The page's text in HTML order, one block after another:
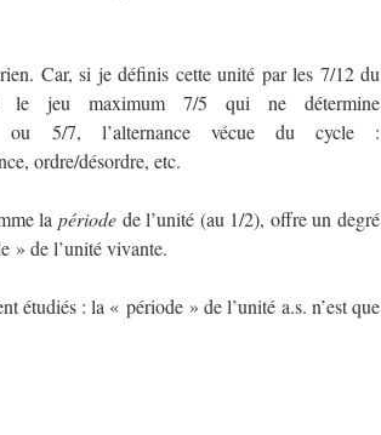
Car, si je définis cette unité par les 7/12 du
le jeu maximum 7/5 qui ne détermine
6 ou 5/7, l’alternance vécue du cycle :
ordre/désordre, etc.
la périodede l’unité (au 1/2), offre un degré
» de l’unité vivante.
étudiés : la « période » de l’unité a.s. n’est que